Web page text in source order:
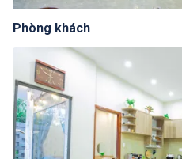
Phòng khách